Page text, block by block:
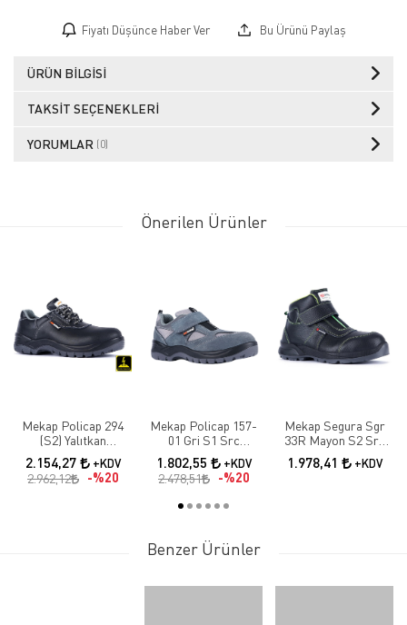
Fiyatı Düşünce Haber Ver Bu Ürünü Paylaş
ÜRÜN BILGISI
TAKSIT SEÇENEKLERI
YORUMLAR (0)
Önerilen Ürünler
Mekap Policap 294
(S2) Yalıtkan
Elektrikçi Iş
Ayakkabısı
2.154,27 +KDV
2.962,12 %20
Mekap Policap 157-
01 Gri S1 Src
Elektrikçi Ayakkabısı
1.802,55 +KDV
2.478,51 %20
Mekap Segura Sgr
33R Mayon S2 Src
Baskılı Deri Siyah
Çelik Burunlu Iş
1.978,41 +KDV
Benzer Ürünler